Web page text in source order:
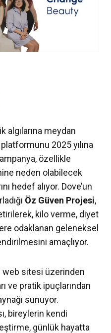
algılarına meydan
2025 yılına
özellikle
neden olabilecek
hedef alıyor. Dove’un
Öz Güven Projesi,
kilo verme, diyet
odaklanan geleneksel
amaçlıyor.
web sitesi üzerinden
ve pratik ipuçlarından
sunuyor.
bireylerin kendi
günlük hayatta